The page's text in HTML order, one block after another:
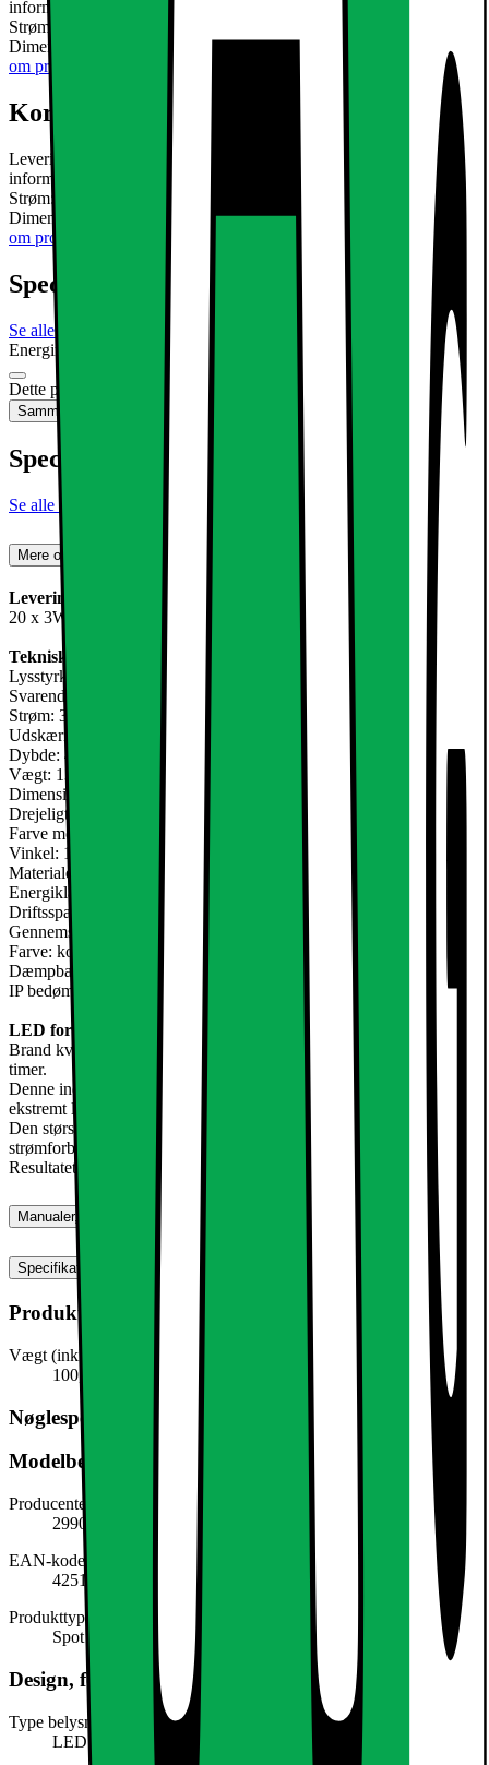
information: Lysstyrke: 234 lumen Svarende til Halogen: 25W
Strøm: 3W Udskæring: 70 mm Dybde: 40-45 mm Vægt: 134 g
Dimensioner af lampen L x B: 95 x 95 mm Drejeligt: ??30
Læs mere
om produktet
Kort om produktet
Leveringsomfang: 20 x 3W Kold hvid LED Forsænket Lys Teknisk
information: Lysstyrke: 234 lumen Svarende til Halogen: 25W
Strøm: 3W Udskæring: 70 mm Dybde: 40-45 mm Vægt: 134 g
Dimensioner af lampen L x B: 95 x 95 mm Drejeligt: ??30
Læs mere
om produktet
Specifikationer
Se alle specifikationer
Energimærkning
Produktdatablad
Dette produkt er ikke tilgængeligt
Sammenlign
Specifikationer
Se alle specifikationer
Mere om produktet
Leveringsomfang:
20 x 3W Kold hvid LED Forsænket Lys
Teknisk information:
Lysstyrke: 234 lumen
Svarende til Halogen: 25W
Strøm: 3W
Udskæring: 70 mm
Dybde: 40-45 mm
Vægt: 134 g
Dimensioner af lampen L x B: 95 x 95 mm
Drejeligt: ??30 °
Farve montering: Sølv
Vinkel: 120 °
Materiale: Aluminium
Energiklasse: A
Driftsspænding: 220-240 volt AC
Gennemsnitlig levetid: op til 10.000 timer
Farve: kold hvid 6000K
Dæmpbar: Ja
IP bedømmelse: IP44
LED forsænket lys - loft lys - lampe - justerbar - i kold hvid.
Brand kvalitet med høj effekt lysdioder til en levetid på op til 10.000
timer.
Denne indbyggede spotlights generere meget skarpt lys med et
ekstremt lavt strømforbrug.
Den største fordel af disse LED lys er designet til at reducere
strømforbruget omkostninger!
Resultatet er et overraskende stort energibesparelser på op til 90%
Manualer, downloads, garanti og support
Specifikationer
Produktmål
Vægt (inkl. emballage)
100,0 g
Nøglespecifikation
Modelbeskrivelse
Producentens varenummer
299039231
EAN-kode
4251417295381
Produkttype
Spot light
Design, form og placering
Type belysning
LED